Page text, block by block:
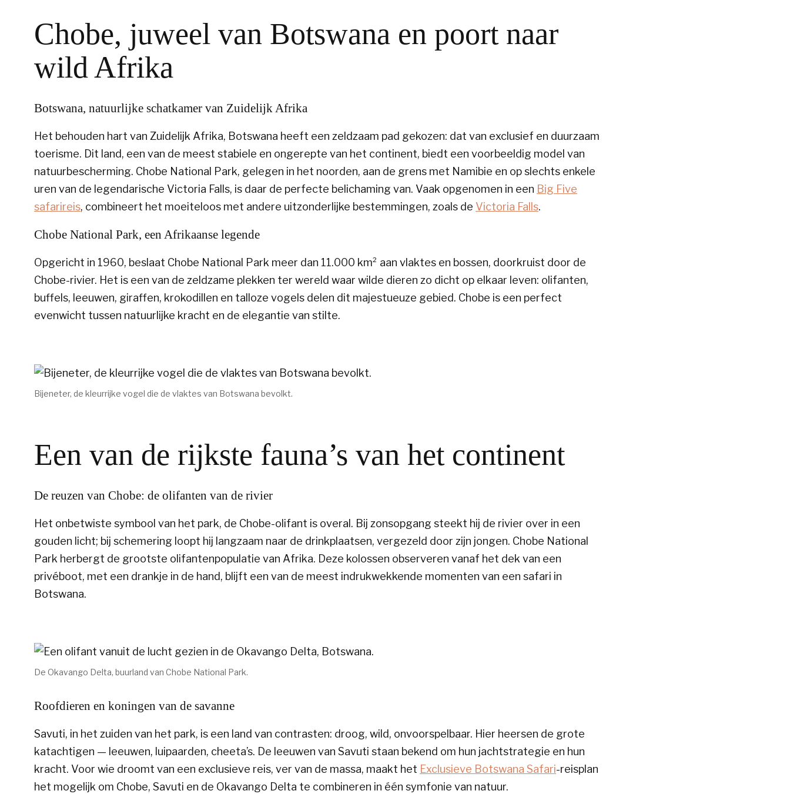
Chobe, juweel van Botswana en poort naar
wild Afrika
Botswana, natuurlijke schatkamer van Zuidelijk Afrika
Het behouden hart van Zuidelijk Afrika, Botswana heeft een zeldzaam pad gekozen: dat van exclusief en duurzaam
toerisme. Dit land, een van de meest stabiele en ongerepte van het continent, biedt een voorbeeldig model van
natuurbescherming. Chobe National Park, gelegen in het noorden, aan de grens met Namibie en op slechts enkele
uren van de legendarische Victoria Falls, is daar de perfecte belichaming van. Vaak opgenomen in een Big Five
safarireis, combineert het moeiteloos met andere uitzonderlijke bestemmingen, zoals de Victoria Falls.
Chobe National Park, een Afrikaanse legende
Opgericht in 1960, beslaat Chobe National Park meer dan 11.000 km² aan vlaktes en bossen, doorkruist door de
Chobe-rivier. Het is een van de zeldzame plekken ter wereld waar wilde dieren zo dicht op elkaar leven: olifanten,
buffels, leeuwen, giraffen, krokodillen en talloze vogels delen dit majestueuze gebied. Chobe is een perfect
evenwicht tussen natuurlijke kracht en de elegantie van stilte.
Bijeneter, de kleurrijke vogel die de vlaktes van Botswana bevolkt.
Een van de rijkste fauna’s van het continent
De reuzen van Chobe: de olifanten van de rivier
Het onbetwiste symbool van het park, de Chobe-olifant is overal. Bij zonsopgang steekt hij de rivier over in een
gouden licht; bij schemering loopt hij langzaam naar de drinkplaatsen, vergezeld door zijn jongen. Chobe National
Park herbergt de grootste olifantenpopulatie van Afrika. Deze kolossen observeren vanaf het dek van een
privéboot, met een drankje in de hand, blijft een van de meest indrukwekkende momenten van een safari in
Botswana.
De Okavango Delta, buurland van Chobe National Park.
Roofdieren en koningen van de savanne
Savuti, in het zuiden van het park, is een land van contrasten: droog, wild, onvoorspelbaar. Hier heersen de grote
katachtigen — leeuwen, luipaarden, cheeta’s. De leeuwen van Savuti staan bekend om hun jachtstrategie en hun
kracht. Voor wie droomt van een exclusieve reis, ver van de massa, maakt het Exclusieve Botswana Safari-reisplan
het mogelijk om Chobe, Savuti en de Okavango Delta te combineren in één symfonie van natuur.